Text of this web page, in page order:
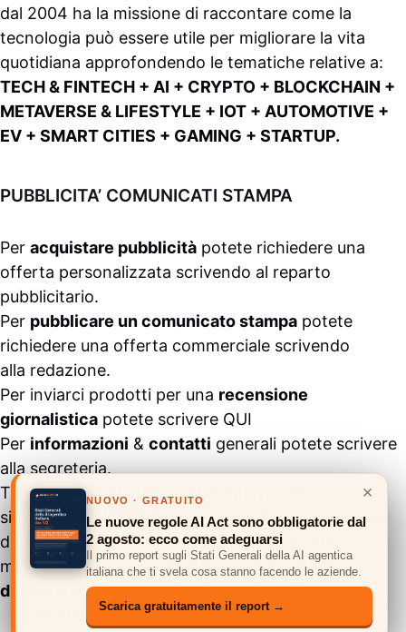
dal 2004 ha la missione di raccontare come la
tecnologia può essere utile per migliorare la vita
quotidiana approfondendo le tematiche relative a:
TECH & FINTECH + AI + CRYPTO + BLOCKCHAIN +
METAVERSE & LIFESTYLE + IOT + AUTOMOTIVE +
EV + SMART CITIES + GAMING + STARTUP.
PUBBLICITA’ COMUNICATI STAMPA
Per acquistare pubblicità potete richiedere una
offerta personalizzata scrivendo al reparto
pubblicitario.
Per pubblicare un comunicato stampa potete
richiedere una offerta commerciale scrivendo
alla redazione.
Per inviarci prodotti per una recensione
giornalistica potete scrivere QUI
Per informazioni & contatti generali potete scrivere
allasegreteria.
Tutti i contenuti pubblicati all’interno del
sito #ASSODIGITALE.“Copyright 2024” non sono
duplicabili e/o riproducibili in nessuna forma,
ma possono essere citati inserendo un link
diretto
e previa comunicazione viamail.
© 2026 ASSODIGITALE.IT•Privacy Policy
×
NUOVO · GRATUITO
Le nuove regole AI Act sono obbligatorie dal
2 agosto: ecco come adeguarsi
Il primo report sugli Stati Generali della AI agentica
italiana che ti svela cosa stanno facendo le aziende.
Scarica gratuitamente il report →